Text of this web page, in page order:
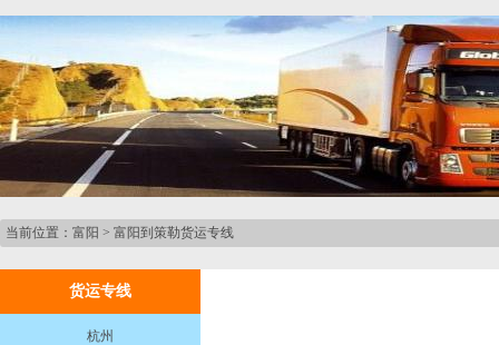
当前位置： 富阳 > 富阳到策勒货运专线
货运专线
杭州